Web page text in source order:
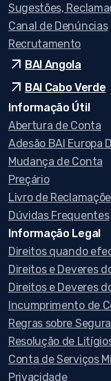
Sugestões,
Canal de Denúncias
Recrutamento
arrow_outward BAI Angola
arrow_outward BAI Cabo Verde
Informação Útil
Abertura de Conta
Adesão BAI Europa
Mudança de Conta
Preçário
Livro de
Dúvidas Frequentes
Informação Legal
Direitos quando
Direitos e Deveres
Direitos e Deveres
Incumprimento de
Regras sobre
Resolução de
Conta de Serviços
Privacidade